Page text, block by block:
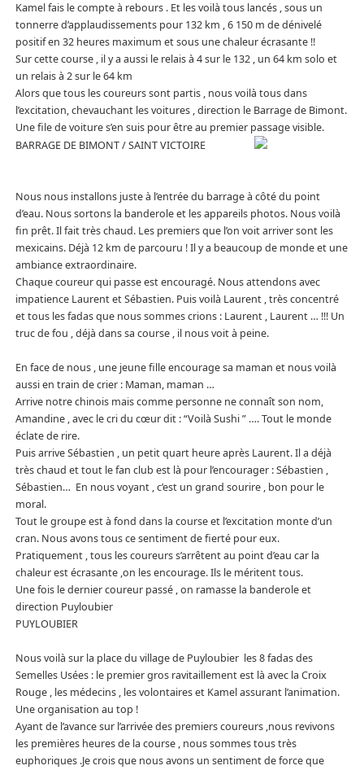
Kamel fais le compte à rebours . Et les voilà tous lancés , sous un
tonnerre d’applaudissements pour 132 km , 6 150 m de dénivelé
positif en 32 heures maximum et sous une chaleur écrasante !!
Sur cette course , il y a aussi le relais à 4 sur le 132 , un 64 km solo et
un relais à 2 sur le 64 km
Alors que tous les coureurs sont partis , nous voilà tous dans
l’excitation, chevauchant les voitures , direction le Barrage de Bimont.
Une file de voiture s’en suis pour être au premier passage visible.
BARRAGE DE BIMONT / SAINT VICTOIRE
Nous nous installons juste à l’entrée du barrage à côté du point
d’eau. Nous sortons la banderole et les appareils photos. Nous voilà
fin prêt. Il fait très chaud. Les premiers que l’on voit arriver sont les
mexicains. Déjà 12 km de parcouru ! Il y a beaucoup de monde et une
ambiance extraordinaire.
Chaque coureur qui passe est encouragé. Nous attendons avec
impatience Laurent et Sébastien. Puis voilà Laurent , très concentré
et tous les fadas que nous sommes crions : Laurent , Laurent … !!! Un
truc de fou , déjà dans sa course , il nous voit à peine.
En face de nous , une jeune fille encourage sa maman et nous voilà
aussi en train de crier : Maman, maman …
Arrive notre chinois mais comme personne ne connaît son nom,
Amandine , avec le cri du cœur dit : “Voilà Sushi ” …. Tout le monde
éclate de rire.
Puis arrive Sébastien , un petit quart heure après Laurent. Il a déjà
très chaud et tout le fan club est là pour l’encourager : Sébastien ,
Sébastien… En nous voyant , c’est un grand sourire , bon pour le
moral.
Tout le groupe est à fond dans la course et l’excitation monte d’un
cran. Nous avons tous ce sentiment de fierté pour eux.
Pratiquement , tous les coureurs s’arrêtent au point d’eau car la
chaleur est écrasante ,on les encourage. Ils le méritent tous.
Une fois le dernier coureur passé , on ramasse la banderole et
direction Puyloubier
PUYLOUBIER
Nous voilà sur la place du village de Puyloubier les 8 fadas des
Semelles Usées : le premier gros ravitaillement est là avec la Croix
Rouge , les médecins , les volontaires et Kamel assurant l’animation.
Une organisation au top !
Ayant de l’avance sur l’arrivée des premiers coureurs ,nous revivons
les premières heures de la course , nous sommes tous très
euphoriques .Je crois que nous avons un sentiment de force que